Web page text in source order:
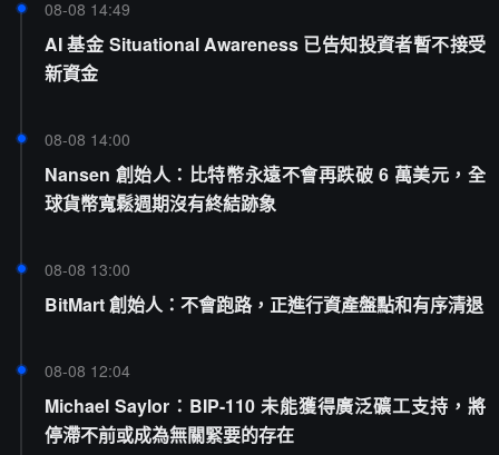
08-08 14:49
AI 基金 Situational Awareness 已告知投資者暫不接受
新資金
08-08 14:00
Nansen 創始人：比特幣永遠不會再跌破 6 萬美元，全
球貨幣寬鬆週期沒有終結跡象
08-08 13:00
BitMart 創始人：不會跑路，正進行資產盤點和有序清退
08-08 12:04
Michael Saylor：BIP-110 未能獲得廣泛礦工支持，將
停滯不前或成為無關緊要的存在